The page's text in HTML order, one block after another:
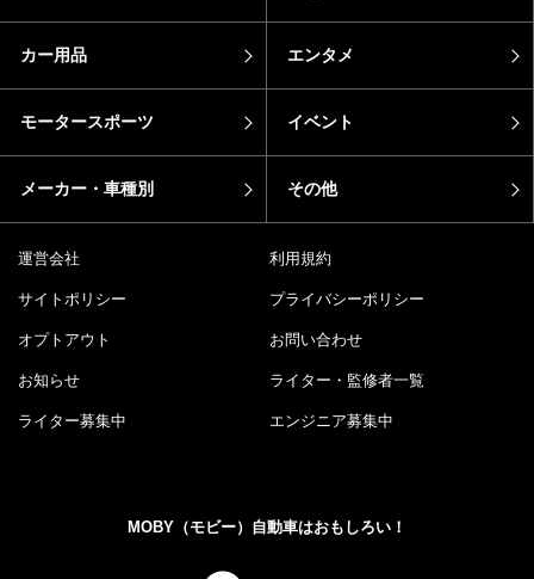
カー用品 エンタメ
モータースポーツ イベント
メーカー・車種別 その他
運営会社 利用規約
サイトポリシー プライバシーポリシー
オプトアウト お問い合わせ
お知らせ ライター・監修者一覧
ライター募集中 エンジニア募集中
MOBY（モビー）自動車はおもしろい！